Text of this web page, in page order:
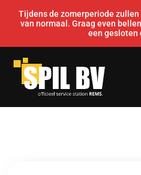
Tijdens de zomerperiode
van normaal. Graag even
een gesloten